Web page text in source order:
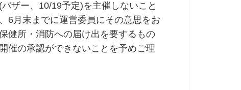
ザー、10/19予定)を主催しないこと
6月末までに運営委員にその意思をお
健所・消防への届け出を要するもの
催の承認ができないことを予めご理